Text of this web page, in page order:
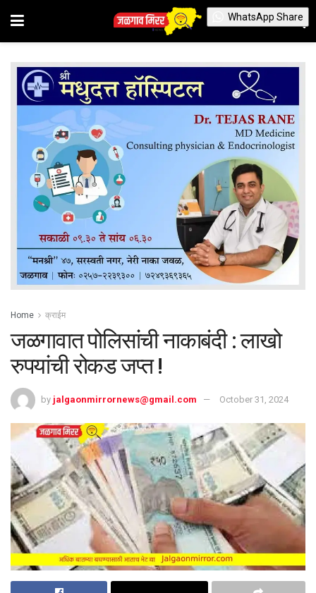
Home क्राईम
जळगावात पोलिसांची नाकाबंदी : लाखो
रुपयांची रोकड जप्त !
by jalgaonmirrornews@gmail.com October 31, 2024
WhatsApp Share